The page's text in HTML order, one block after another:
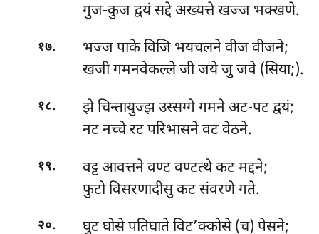
गुज-कुज द्वयं सद्दे अख्यत्ते खज्ज भक्खणे.
१७.
भज्ज पाके विजि भयचलने वीज वीजने;
खजी गमनवेकल्ले जी जये जु जवे (सिया;).
१८.
झे चिन्तायुज्झ उस्सग्गे गमने अट-पट द्वयं;
नट नच्चे रट परिभासने वट वेठने.
१९.
वट्ट आवत्तने वण्ट वण्टत्थे कट मद्दने;
फुटो विसरणादीसु कट संवरणे गते.
२०.
घुट घोसे पतिघाते विट’क्कोसे (च) पेसने;